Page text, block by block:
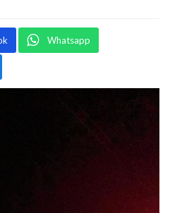
Whatsapp